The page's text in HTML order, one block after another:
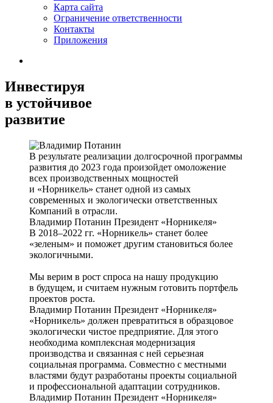
Карта сайта
Ограничение ответственности
Контакты
Приложения
Инвестируя
в устойчивое
развитие
В результате реализации долгосрочной программы
развития до 2023 года произойдет омоложение
всех производственных мощностей
и «Норникель» станет одной из самых
современных и экологически ответственных
Компаний в отрасли.
Владимир Потанин Президент «Норникеля»
В 2018–2022 гг. «Норникель» станет более
«зеленым» и поможет другим становиться более
экологичными.
Мы верим в рост спроса на нашу продукцию
в будущем, и считаем нужным готовить портфель
проектов роста.
Владимир Потанин Президент «Норникеля»
«Норникель» должен превратиться в образцовое
экологически чистое предприятие. Для этого
необходима комплексная модернизация
производства и связанная с ней серьезная
социальная программа. Совместно с местными
властями будут разработаны проекты социальной
и профессиональной адаптации сотрудников.
Владимир Потанин Президент «Норникеля»